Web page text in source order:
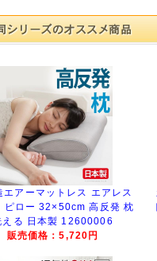
エアーマットレス エアレス
ピロー 32×50cm 高反発 枕
える 日本製 12600006
販売価格：5,720円